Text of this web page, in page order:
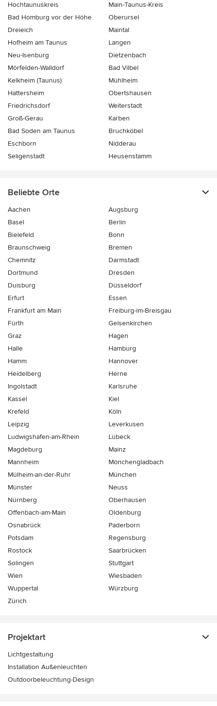
Hochtaunuskreis
Main-Taunus-Kreis
Bad Homburg vor der Höhe
Oberursel
Dreieich
Maintal
Hofheim am Taunus
Langen
Neu-Isenburg
Dietzenbach
Mörfelden-Walldorf
Bad Vilbel
Kelkheim (Taunus)
Mühlheim
Hattersheim
Obertshausen
Friedrichsdorf
Weiterstadt
Groß-Gerau
Karben
Bad Soden am Taunus
Bruchköbel
Eschborn
Nidderau
Seligenstadt
Heusenstamm
Beliebte Orte
Aachen
Augsburg
Basel
Berlin
Bielefeld
Bonn
Braunschweig
Bremen
Chemnitz
Darmstadt
Dortmund
Dresden
Duisburg
Düsseldorf
Erfurt
Essen
Frankfurt am Main
Freiburg-im-Breisgau
Fürth
Gelsenkirchen
Graz
Hagen
Halle
Hamburg
Hamm
Hannover
Heidelberg
Herne
Ingolstadt
Karlsruhe
Kassel
Kiel
Krefeld
Köln
Leipzig
Leverkusen
Ludwigshafen-am-Rhein
Lübeck
Magdeburg
Mainz
Mannheim
Mönchen­gladbach
Mülheim-an-der-Ruhr
München
Münster
Neuss
Nürnberg
Oberhausen
Offenbach-am-Main
Oldenburg
Osnabrück
Paderborn
Potsdam
Regensburg
Rostock
Saarbrücken
Solingen
Stuttgart
Wien
Wiesbaden
Wuppertal
Würzburg
Zürich
Projektart
Lichtgestaltung
Installation Außenleuchten
Outdoorbeleuchtung-Design